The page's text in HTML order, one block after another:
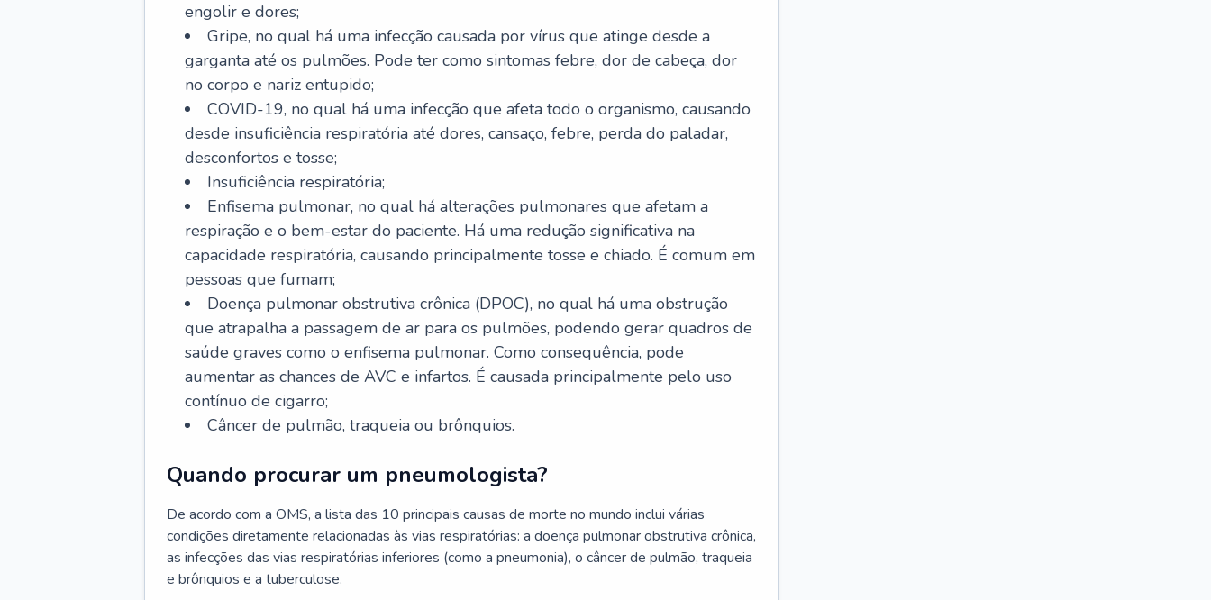
engolir e dores;
Gripe, no qual há uma infecção causada por vírus que atinge desde a
garganta até os pulmões. Pode ter como sintomas febre, dor de cabeça, dor
no corpo e nariz entupido;
COVID-19, no qual há uma infecção que afeta todo o organismo, causando
desde insuficiência respiratória até dores, cansaço, febre, perda do paladar,
desconfortos e tosse;
Insuficiência respiratória;
Enfisema pulmonar, no qual há alterações pulmonares que afetam a
respiração e o bem-estar do paciente. Há uma redução significativa na
capacidade respiratória, causando principalmente tosse e chiado. É comum em
pessoas que fumam;
Doença pulmonar obstrutiva crônica (DPOC), no qual há uma obstrução
que atrapalha a passagem de ar para os pulmões, podendo gerar quadros de
saúde graves como o enfisema pulmonar. Como consequência, pode
aumentar as chances de AVC e infartos. É causada principalmente pelo uso
contínuo de cigarro;
Câncer de pulmão, traqueia ou brônquios.
Quando procurar um pneumologista?
De acordo com a OMS, a lista das 10 principais causas de morte no mundo inclui várias
condições diretamente relacionadas às vias respiratórias: a doença pulmonar obstrutiva crônica,
as infecções das vias respiratórias inferiores (como a pneumonia), o câncer de pulmão, traqueia
e brônquios e a tuberculose.